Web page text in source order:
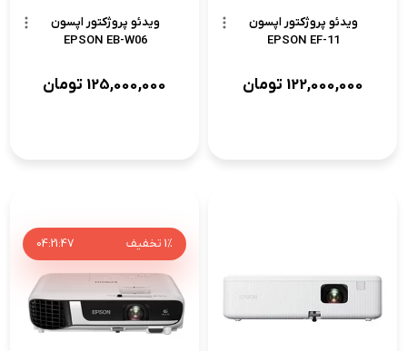
ویدئو پروژکتور اپسون
EPSON EF-11
122,000,000 تومان
ویدئو پروژکتور اپسون
EPSON EB-W06
125,000,000 تومان
تخفیف 1%
04:21:46